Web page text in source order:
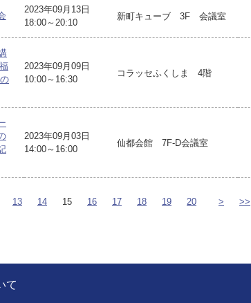
2023年09月13日
18:00～20:10
新町キューブ 3F 会議室
2023年09月09日
10:00～16:30
コラッセふくしま 4階
2023年09月03日
14:00～16:00
仙都会館 7F-D会議室
13 14 15 16 17 18 19 20 > >>
て